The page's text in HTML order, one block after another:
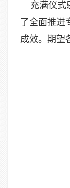
充满仪式
了全面推
成效。期望